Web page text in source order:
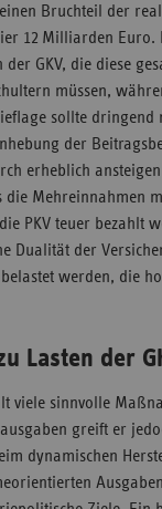
Bruchteil der
12 Milliarden
GKV, die diese
müssen,
sollte
der
erheblich
die Mehreinnahmen
PKV teuer bezahlt
Dualität der
werden, die
Lasten der
viele sinnvolle
greift er
dynamischen